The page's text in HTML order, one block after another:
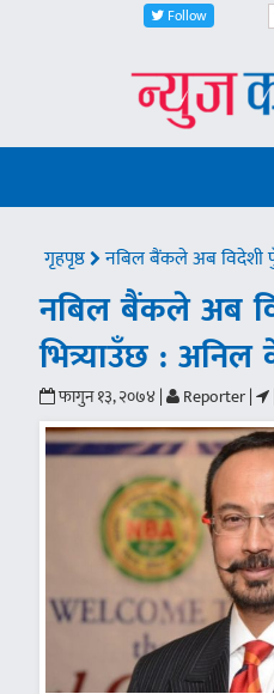
Follow
गृहपृष्ठ नबिल बैंकले अब विदेशी
नबिल बैंकले अब
भित्र्याउँछ :
फागुन १३, २०७४ | Reporter | |